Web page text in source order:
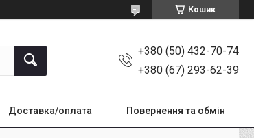
Кошик
+380 (50) 432-70-74
+380 (67) 293-62-39
Доставка/оплата Повернення та обмін